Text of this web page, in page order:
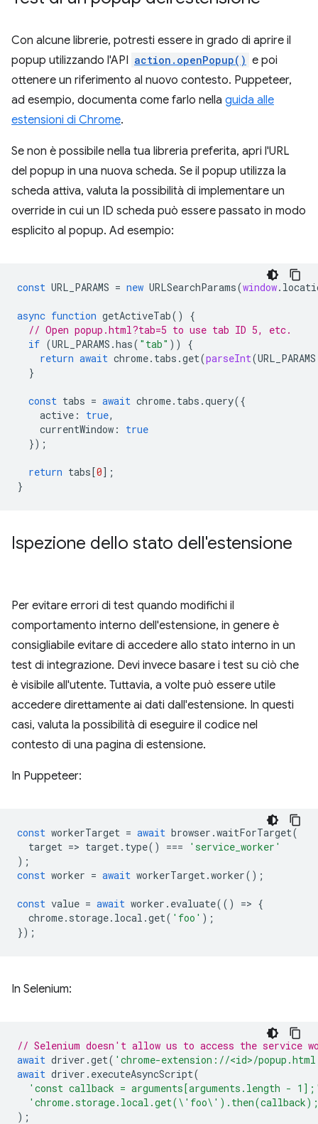
Con alcune librerie, potresti essere in grado di aprire il
popup utilizzando l'API action.openPopup() e poi
ottenere un riferimento al nuovo contesto. Puppeteer,
ad esempio, documenta come farlo nella guida alle
estensioni di Chrome.
Se non è possibile nella tua libreria preferita, apri l'URL
del popup in una nuova scheda. Se il popup utilizza la
scheda attiva, valuta la possibilità di implementare un
override in cui un ID scheda può essere passato in modo
esplicito al popup. Ad esempio:
const URL_PARAMS = new URLSearchParams(window.
async function getActiveTab()
{
// Open popup.html?tab=5 to use tab ID 5, etc.
if (URL_PARAMS .has( "tab" ))
{
return await chrome. tabs .get(parseInt(URL_PARAMS
}
const tabs = await chrome. tabs .query({
active : true,
currentWindow :
true
});
return tabs[0];
}
Ispezione dello stato dell'estensione
Per evitare errori di test quando modifichi il
comportamento interno dell'estensione, in genere è
consigliabile evitare di accedere allo stato interno in un
test di integrazione. Devi invece basare i test su ciò che
è visibile all'utente. Tuttavia, a volte può essere utile
accedere direttamente ai dati dall'estensione. In questi
casi, valuta la possibilità di eseguire il codice nel
contesto di una pagina di estensione.
In Puppeteer:
const workerTarget = await browser .waitForTarget(
target => target. type() ===
'service_worker'
);
const worker = await workerTarget.worker();
const value = await worker . evaluate(() => {
chrome. storage. local .get( 'foo' );
});
In Selenium:
// Selenium doesn't allow us to access the service
await driver .get( 'chrome-extension://<id>/
await driver . executeAsyncScript(
'const callback = arguments[arguments.length -
);